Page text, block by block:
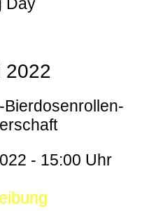
2022
Bierdosenrollen-
- 15:00 Uhr